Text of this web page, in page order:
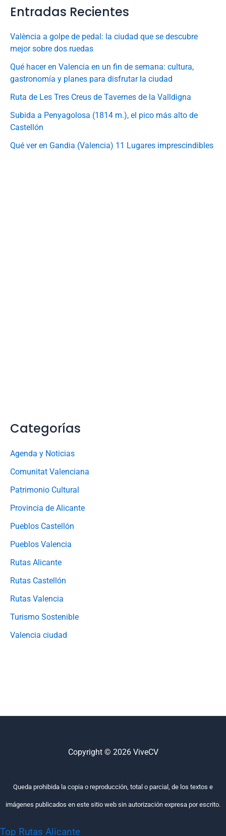
Entradas Recientes
València a golpe de pedal: la ciudad que se descubre
mejor sobre dos ruedas
Qué hacer en Valencia en un fin de semana: cultura,
gastronomía y planes para disfrutar la ciudad
Ruta de Les Tres Creus de Tavernes de la Valldigna
Subida a Penyagolosa (1814 m.), el pico más alto de
Castellón
Qué ver en Gandia (Valencia) 11 Lugares imprescindibles
Categorías
Agenda y Noticias
Comunitat Valenciana
Patrimonio Cultural
Provincia de Alicante
Pueblos Castellón
Pueblos Valencia
Rutas Alicante
Rutas Castellón
Rutas Valencia
Turismo Sostenible
Valencia ciudad
Copyright © 2026 ViveCV
Queda prohibida la copia o reproducción, total o parcial, de los textos e
imágenes publicados en este sitio web sin autorización expresa por escrito.
Top Rutas Alicante